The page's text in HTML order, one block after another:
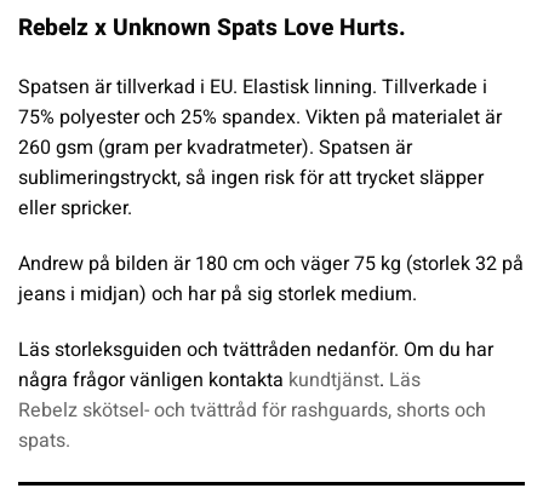
Rebelz x Unknown Spats Love Hurts.
Spatsen är tillverkad i EU. Elastisk linning. Tillverkade i
75% polyester och 25% spandex. Vikten på materialet är
260 gsm (gram per kvadratmeter). Spatsen är
sublimeringstryckt, så ingen risk för att trycket släpper
eller spricker.
Andrew på bilden är 180 cm och väger 75 kg (storlek 32 på
jeans i midjan) och har på sig storlek medium.
Läs storleksguiden och tvättråden nedanför. Om du har
några frågor vänligen kontakta kundtjänst. Läs
Rebelz skötsel- och tvättråd för rashguards, shorts och
spats.